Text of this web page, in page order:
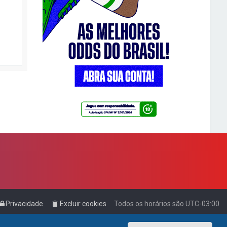
Todos os horários são UTC-03:00
Excluir cookies
Privacidade